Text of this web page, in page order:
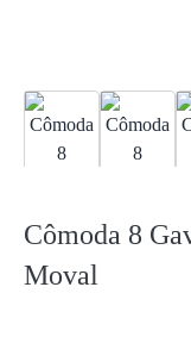
Cômoda 8
Moval